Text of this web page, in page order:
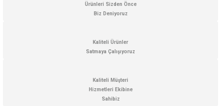
Ürün bilgilerinde hatalar bulunuyor.
Ürün fiyatı diğer sitelerden daha pahalı.
Gönder
Ürünleri Sizden Önce
Biz Deniyoruz
Kaliteli Ürünler
Satmaya Çalışıyoruz
Kaliteli Müşteri
Hizmetleri Ekibine
Sahibiz